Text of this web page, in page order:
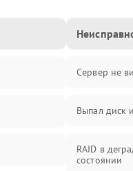
Сервер не
Выпал диск
RAID в
состоянии